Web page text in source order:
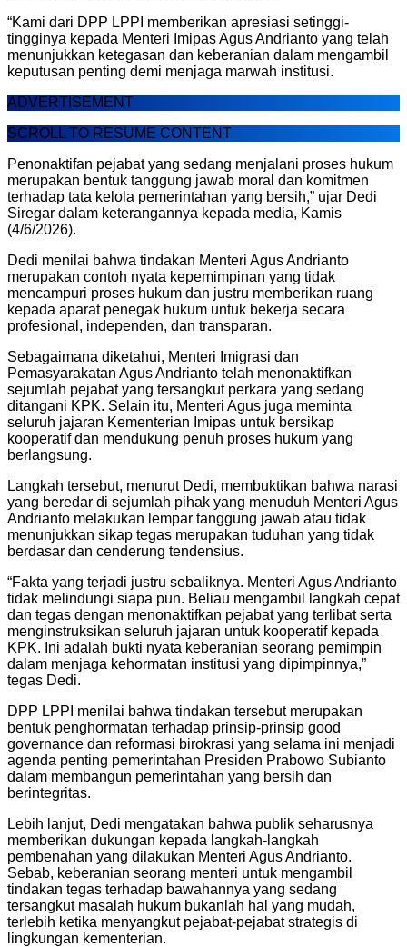
“Kami dari DPP LPPI memberikan apresiasi setinggi-
tingginya kepada Menteri Imipas Agus Andrianto yang telah
menunjukkan ketegasan dan keberanian dalam mengambil
keputusan penting demi menjaga marwah institusi.
ADVERTISEMENT
SCROLL TO RESUME CONTENT
Penonaktifan pejabat yang sedang menjalani proses hukum
merupakan bentuk tanggung jawab moral dan komitmen
terhadap tata kelola pemerintahan yang bersih,” ujar Dedi
Siregar dalam keterangannya kepada media, Kamis
(4/6/2026).
Dedi menilai bahwa tindakan Menteri Agus Andrianto
merupakan contoh nyata kepemimpinan yang tidak
mencampuri proses hukum dan justru memberikan ruang
kepada aparat penegak hukum untuk bekerja secara
profesional, independen, dan transparan.
Sebagaimana diketahui, Menteri Imigrasi dan
Pemasyarakatan Agus Andrianto telah menonaktifkan
sejumlah pejabat yang tersangkut perkara yang sedang
ditangani KPK. Selain itu, Menteri Agus juga meminta
seluruh jajaran Kementerian Imipas untuk bersikap
kooperatif dan mendukung penuh proses hukum yang
berlangsung.
Langkah tersebut, menurut Dedi, membuktikan bahwa narasi
yang beredar di sejumlah pihak yang menuduh Menteri Agus
Andrianto melakukan lempar tanggung jawab atau tidak
menunjukkan sikap tegas merupakan tuduhan yang tidak
berdasar dan cenderung tendensius.
“Fakta yang terjadi justru sebaliknya. Menteri Agus Andrianto
tidak melindungi siapa pun. Beliau mengambil langkah cepat
dan tegas dengan menonaktifkan pejabat yang terlibat serta
menginstruksikan seluruh jajaran untuk kooperatif kepada
KPK. Ini adalah bukti nyata keberanian seorang pemimpin
dalam menjaga kehormatan institusi yang dipimpinnya,”
tegas Dedi.
DPP LPPI menilai bahwa tindakan tersebut merupakan
bentuk penghormatan terhadap prinsip-prinsip good
governance dan reformasi birokrasi yang selama ini menjadi
agenda penting pemerintahan Presiden Prabowo Subianto
dalam membangun pemerintahan yang bersih dan
berintegritas.
Lebih lanjut, Dedi mengatakan bahwa publik seharusnya
memberikan dukungan kepada langkah-langkah
pembenahan yang dilakukan Menteri Agus Andrianto.
Sebab, keberanian seorang menteri untuk mengambil
tindakan tegas terhadap bawahannya yang sedang
tersangkut masalah hukum bukanlah hal yang mudah,
terlebih ketika menyangkut pejabat-pejabat strategis di
lingkungan kementerian.